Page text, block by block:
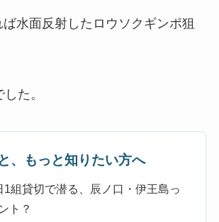
水面反射したロウソクギンポ狙
た。
、もっと知りたい方へ
1組貸切で潜る、辰ノ口・伊王島っ
ト？